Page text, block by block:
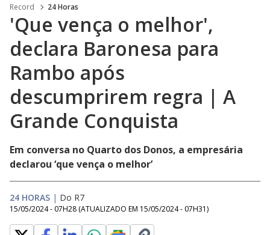
Record 24 Horas
'Que vença o melhor',
declara Baronesa para
Rambo após
descumprirem regra | A
Grande Conquista
Em conversa no Quarto dos Donos, a empresária
declarou ‘que vença o melhor’
24 HORAS | Do R7
15/05/2024 - 07H28 (ATUALIZADO EM 15/05/2024 - 07H31)